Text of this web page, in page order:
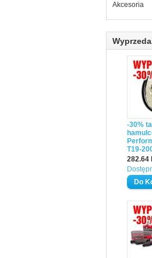
Akcesoria
-30%
T19-
282.64